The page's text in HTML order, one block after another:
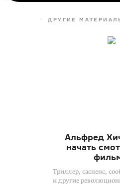
ДРУГИЕ
Альфред
начать
Триллер, саспенс,
и другие